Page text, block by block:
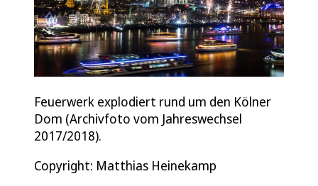
Feuerwerk explodiert rund um den Kölner
Dom (Archivfoto vom Jahreswechsel
2017/2018).
Copyright: Matthias Heinekamp